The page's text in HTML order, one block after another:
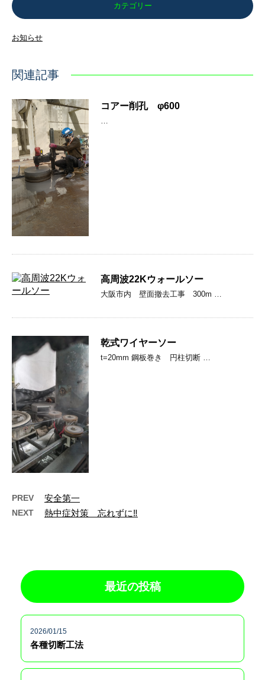
カテゴリー
お知らせ
関連記事
コアー削孔 φ600
高周波22Kウォールソー
大阪市内 壁面撤去工事 300m …
乾式ワイヤーソー
t=20mm 鋼板巻き 円柱切断 …
PREV 安全第一
NEXT 熱中症対策 忘れずに‼️
最近の投稿
2026/01/15
各種切断工法